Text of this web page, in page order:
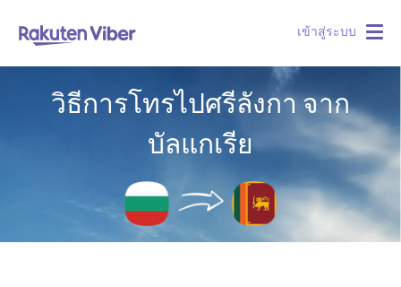
เข้าสู่ระบบ
วิธีการโทรไปศรีลังกา จาก
บัลแกเรีย